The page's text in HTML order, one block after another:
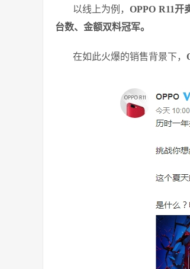
以线上为例，OPPO R11开
台数、金额双料冠军。
在如此火爆的销售背景下，